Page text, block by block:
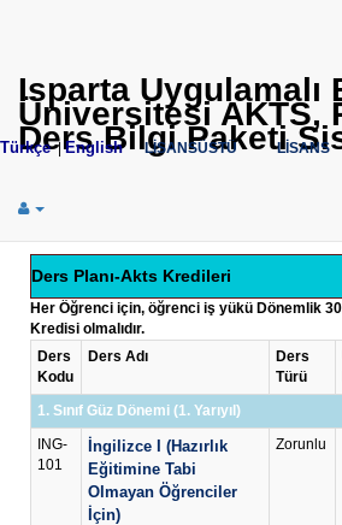
Isparta Uygulamalı
Üniversitesi AKTS,
Ders Bilgi Paketi
Türkçe|English LİSANSÜSTÜ LİSANS
Ders Planı-Akts Kredileri
Her Öğrenci için, öğrenci iş yükü Dönemlik 30
Kredisi olmalıdır.
Ders
Kodu
Ders Adı
Ders
Türü
1. Sınıf Güz Dönemi (1. Yarıyıl)
ING-
101
İngilizce I (Hazırlık
Eğitimine Tabi
Olmayan Öğrenciler
İçin)
Zorunlu